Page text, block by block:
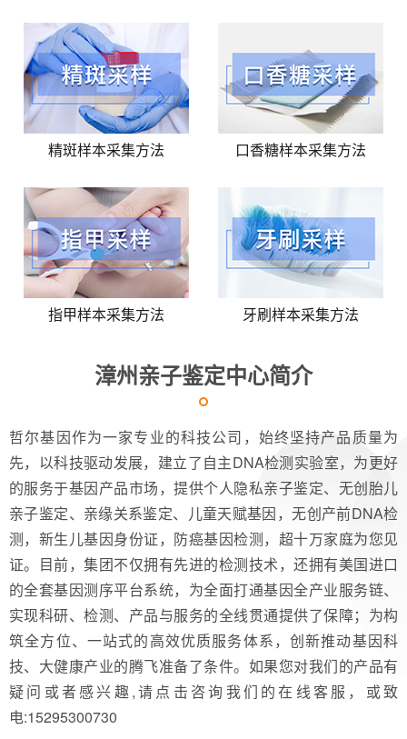
精斑样本采集方法 口香糖样本采集方法
指甲样本采集方法 牙刷样本采集方法
漳州亲子鉴定中心简介
哲尔基因作为一家专业的科技公司，始终坚持产品质量为
先，以科技驱动发展，建立了自主DNA检测实验室，为更好
的服务于基因产品市场，提供个人隐私亲子鉴定、无创胎儿
亲子鉴定、亲缘关系鉴定、儿童天赋基因，无创产前DNA检
测，新生儿基因身份证，防癌基因检测，超十万家庭为您见
证。目前，集团不仅拥有先进的检测技术，还拥有美国进口
的全套基因测序平台系统，为全面打通基因全产业服务链、
实现科研、检测、产品与服务的全线贯通提供了保障；为构
筑全方位、一站式的高效优质服务体系，创新推动基因科
技、大健康产业的腾飞准备了条件。如果您对我们的产品有
疑问或者感兴趣,请点击咨询我们的在线客服，或致
电:15295300730